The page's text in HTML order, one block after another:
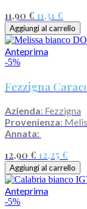
11,90 € 11,31 €
Aggiungi al carrello
Anteprima
-5%
Fezzigna
Azienda: Fezzigna
Provenienza:
Annata:
12,90 € 12,25 €
Aggiungi al carrello
Anteprima
-5%